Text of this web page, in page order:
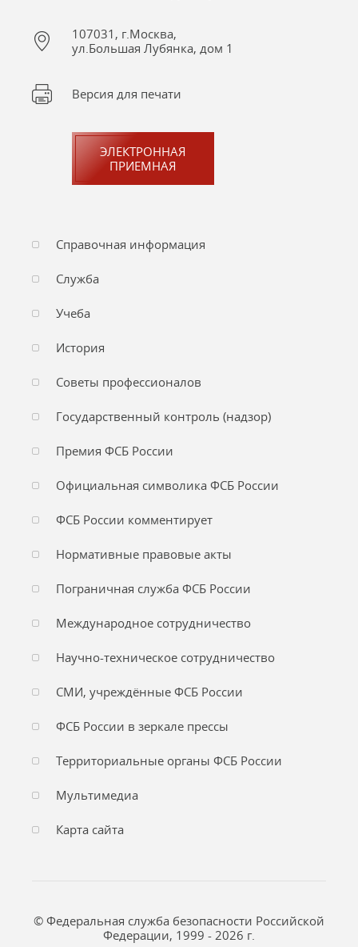
107031, г.Москва,
ул.Большая Лубянка, дом 1
Версия для печати
ЭЛЕКТРОННАЯ
ПРИЕМНАЯ
Справочная информация
Служба
Учеба
История
Советы профессионалов
Государственный контроль (надзор)
Премия ФСБ России
Официальная символика ФСБ России
ФСБ России комментирует
Нормативные правовые акты
Пограничная служба ФСБ России
Международное сотрудничество
Научно-техническое сотрудничество
СМИ, учреждённые ФСБ России
ФСБ России в зеркале прессы
Территориальные органы ФСБ России
Мультимедиа
Карта сайта
© Федеральная служба безопасности Российской
Федерации, 1999 - 2026 г.